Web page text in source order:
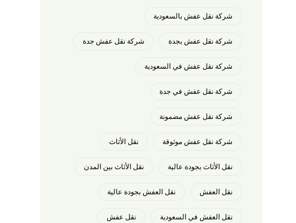
شركة نقل عفش بالسعودية
شركة نقل عفش بجدة شركة نقل عفش جدة
شركة نقل عفش في السعودية
شركة نقل عفش في جدة
شركة نقل عفش مضمونة
شركة نقل عفش موثوقة نقل الأثاث
نقل الأثاث بجودة عالية نقل الأثاث بين المدن
نقل العفش نقل العفش بجودة عالية
نقل العفش في السعودية نقل عفش